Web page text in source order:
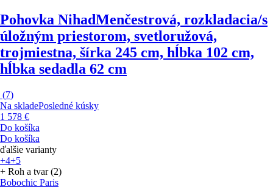
Pohovka NihadMenčestrová, rozkladacia/s
úložným priestorom, svetloružová,
trojmiestna, šírka 245 cm, hĺbka 102 cm,
hĺbka sedadla 62 cm
(7)
Na skladePosledné kúsky
1 578 €
Do košíka
Do košíka
ďalšie varianty
+4+5
+ Roh a tvar (2)
Bobochic Paris